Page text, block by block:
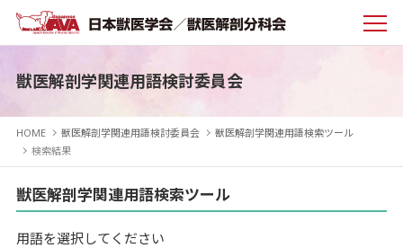
獣医解剖学関連用語検討委員会
HOME 獣医解剖学関連用語検討委員会
獣医解剖学関連用語検索ツール
検索結果
獣医解剖学関連用語検索ツール
用語を選択してください